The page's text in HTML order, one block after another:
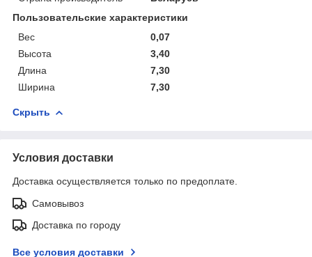
Пользовательские характеристики
Вес
0,07
Высота
3,40
Длина
7,30
Ширина
7,30
Скрыть
Условия доставки
Доставка осуществляется только по предоплате.
Самовывоз
Доставка по городу
Все условия доставки